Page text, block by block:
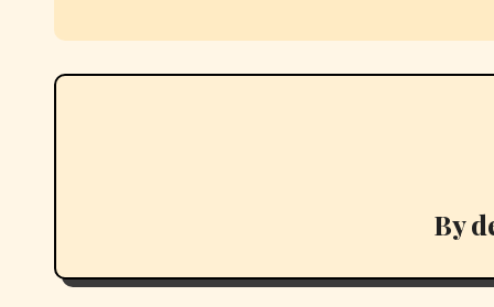
s
t
i
By